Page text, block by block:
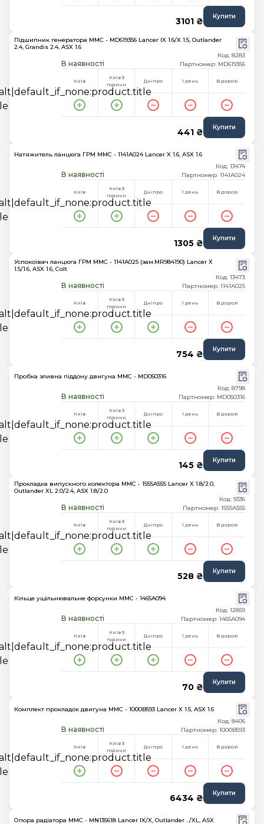
3101 ₴ Купити
Підшипник генератора MMC - MD619356 Lancer IX 1.6/X 1.5, Outlander
2.4, Grandis 2.4, ASX 1.6
В наявності
Код: 8283
Партномер: MD619356
Київ
Київ 3
години
Дніпро 1 день В дорозі
441 ₴ Купити
Натяжитель ланцюга ГРМ MMC - 1141A024 Lancer X 1.6, ASX 1.6
В наявності
Код: 13474
Партномер: 1141A024
Київ
Київ 3
години
Дніпро 1 день В дорозі
1305 ₴ Купити
Успокоївач ланцюга ГРМ MMC - 1141A025 (зам.MR984190) Lancer X
1.5/1.6, ASX 1.6, Colt
В наявності
Код: 13473
Партномер: 1141A025
Київ
Київ 3
години
Дніпро 1 день В дорозі
754 ₴ Купити
Пробка зливна піддону двигуна MMC - MD050316
В наявності
Код: 8798
Партномер: MD050316
Київ
Київ 3
години
Дніпро 1 день В дорозі
145 ₴ Купити
Прокладка випускного колектора MMC - 1555A555 Lancer X 1.8/2.0,
Outlander XL 2.0/2.4, ASX 1.8/2.0
В наявності
Код: 9336
Партномер: 1555A555
Київ
Київ 3
години
Дніпро 1 день В дорозі
528 ₴ Купити
Кільце ущільнювальне форсунки MMC - 1465A094
В наявності
Код: 12859
Партномер: 1465A094
Київ
Київ 3
години
Дніпро 1 день В дорозі
70 ₴ Купити
Комплект прокладок двигуна MMC - 1000B593 Lancer X 1.5, ASX 1.6
В наявності
Код: 8406
Партномер: 1000B593
Київ
Київ 3
години
Дніпро 1 день В дорозі
6434 ₴ Купити
Опора радіатора MMC - MN135618 Lancer IX/X, Outlander ../XL, ASX